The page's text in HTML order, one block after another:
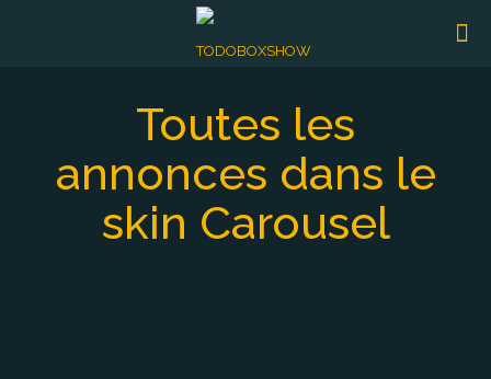
Toutes les
annonces dans le
skin Carousel